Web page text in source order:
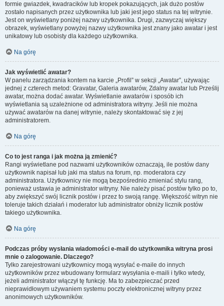
formie gwiazdek, kwadracików lub kropek pokazujących, jak dużo postów
zostało napisanych przez użytkownika lub jaki jest jego status na tej witrynie.
Jest on wyświetlany poniżej nazwy użytkownika. Drugi, zazwyczaj większy
obrazek, wyświetlany powyżej nazwy użytkownika jest znany jako awatar i jest
unikatowy lub osobisty dla każdego użytkownika.
Na górę
Jak wyświetlić awatar?
W panelu zarządzania kontem na karcie „Profil” w sekcji „Awatar”, używając
jednej z czterech metod: Gravatar, Galeria awatarów, Zdalny awatar lub Prześlij
awatar, można dodać awatar. Wyświetlanie awatarów i sposób ich
wyświetlania są uzależnione od administratora witryny. Jeśli nie można
używać awatarów na danej witrynie, należy skontaktować się z jej
administratorem.
Na górę
Co to jest ranga i jak można ją zmienić?
Rangi wyświetlane pod nazwami użytkowników oznaczają, ile postów dany
użytkownik napisał lub jaki ma status na forum, np. moderatora czy
administratora. Użytkownicy nie mogą bezpośrednio zmieniać stylu rang,
ponieważ ustawia je administrator witryny. Nie należy pisać postów tylko po to,
aby zwiększyć swój licznik postów i przez to swoją rangę. Większość witryn nie
toleruje takich działań i moderator lub administrator obniży licznik postów
takiego użytkownika.
Na górę
Podczas próby wysłania wiadomości e-mail do użytkownika witryna prosi
mnie o zalogowanie. Dlaczego?
Tylko zarejestrowani użytkownicy mogą wysyłać e-maile do innych
użytkowników przez wbudowany formularz wysyłania e-maili i tylko wtedy,
jeżeli administrator włączył tę funkcję. Ma to zabezpieczać przed
nieprawidłowym używaniem systemu poczty elektronicznej witryny przez
anonimowych użytkowników.